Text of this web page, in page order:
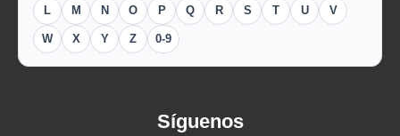
L M N O P Q R S T U V
W X Y Z 0-9
Síguenos